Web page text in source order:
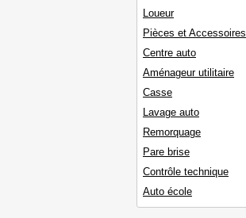
Loueur
Pièces et Accessoires
Centre auto
Aménageur utilitaire
Casse
Lavage auto
Remorquage
Pare brise
Contrôle technique
Auto école